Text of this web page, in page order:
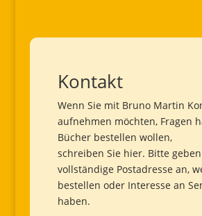
Kontakt
Wenn Sie mit Bruno Martin
aufnehmen möchten, Fragen
Bücher bestellen wollen,
schreiben Sie hier. Bitte
vollständige Postadresse an,
bestellen oder Interesse an
haben.